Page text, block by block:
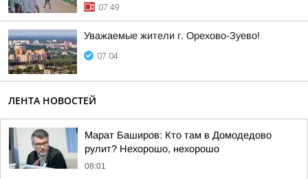
07:49
Уважаемые жители г. Орехово-Зуево!
07:04
ЛЕНТА НОВОСТЕЙ
Марат Баширов: Кто там в Домодедово
рулит? Нехорошо, нехорошо
08:01